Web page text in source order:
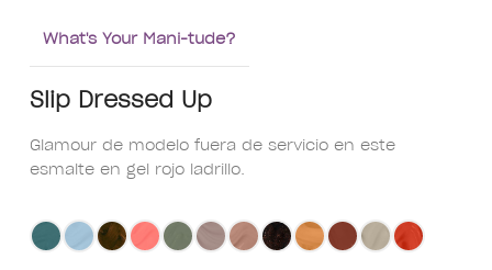
What's Your Mani-tude?
Slip Dressed Up
Glamour de modelo fuera de servicio en este
esmalte en gel rojo ladrillo.